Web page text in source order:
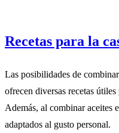
Recetas para la
Las posibilidades de
ofrecen diversas recetas
Además, al combinar aceites
adaptados al gusto personal.